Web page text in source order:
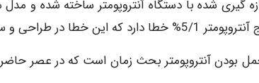
گیری شده با دستگاه آنتروپومتر ساخته شده و
های بعدی کاهش می باشد.
بودن آنتروپومتر بحث زمان است که در عصر